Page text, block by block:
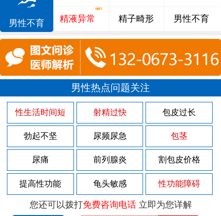
男性不育 精液异常 精子畸形 男性不育
男性热点问题关注
性生活时间短 射精过快 包皮过长
勃起不坚 尿频尿急 包茎
尿痛 前列腺炎 割包皮价格
提高性功能 龟头敏感 性功能障碍
您还可以拨打免费咨询电话立即为您详解